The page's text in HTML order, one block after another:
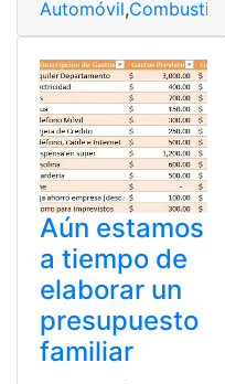
Automóvil,Combustible
Aún estamos
a tiempo de
elaborar un
presupuesto
familiar